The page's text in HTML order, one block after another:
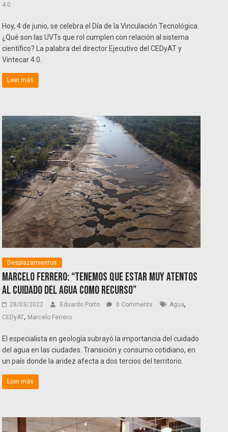
4.0
Hoy, 4 de junio, se celebra el Día de la Vinculación Tecnológica.
¿Qué son las UVTs que rol cumplen con relación al sistema
científico? La palabra del director Ejecutivo del CEDyAT y
Vintecar 4.0.
Leer más
Desplazamientos
Marcelo Ferrero: “Tenemos que estar muy atentos
al cuidado del agua como recurso”
28/03/2022 Eduardo Porto 0 Comments Agua,
CEDyAT, Marcelo Ferrero
El especialista en geología subrayó la importancia del cuidado
del agua en las ciudades. Transición y consumo cotidiano, en
un país donde la aridez afecta a dos tercios del territorio.
Leer más